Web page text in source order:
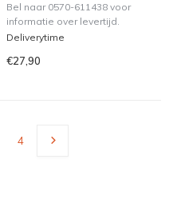
Bel naar 0570-611438 voor
informatie over levertijd.
Deliverytime
€27,90
4